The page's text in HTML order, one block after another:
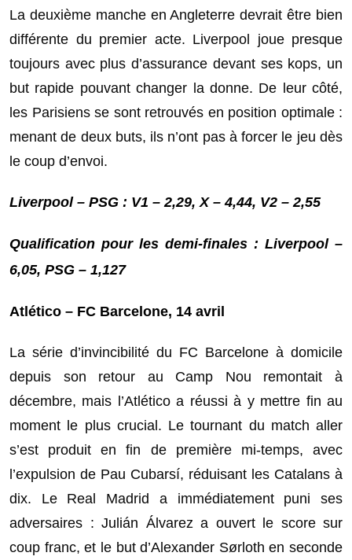
La deuxième manche en Angleterre devrait être bien
différente du premier acte. Liverpool joue presque
toujours avec plus d’assurance devant ses kops, un
but rapide pouvant changer la donne. De leur côté,
les Parisiens se sont retrouvés en position optimale :
menant de deux buts, ils n’ont pas à forcer le jeu dès
le coup d’envoi.
Liverpool – PSG : V1 – 2,29, X – 4,44, V2 – 2,55
Qualification pour les demi-finales : Liverpool –
6,05, PSG – 1,127
Atlético – FC Barcelone, 14 avril
La série d’invincibilité du FC Barcelone à domicile
depuis son retour au Camp Nou remontait à
décembre, mais l’Atlético a réussi à y mettre fin au
moment le plus crucial. Le tournant du match aller
s’est produit en fin de première mi-temps, avec
l’expulsion de Pau Cubarsí, réduisant les Catalans à
dix. Le Real Madrid a immédiatement puni ses
adversaires : Julián Álvarez a ouvert le score sur
coup franc, et le but d’Alexander Sørloth en seconde